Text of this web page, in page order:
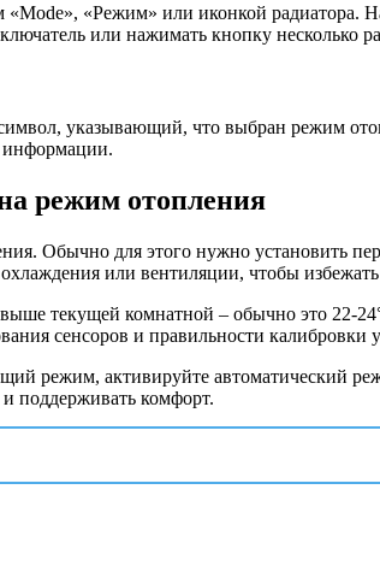
«Режим» или иконкой радиатора.
или нажимать кнопку несколько
указывающий, что выбран режим
информации.
режим отопления
Обычно для этого нужно установить
или вентиляции, чтобы
текущей комнатной – обычно это 22-
сенсоров и правильности калибровки
режим, активируйте автоматический
поддерживать комфорт.